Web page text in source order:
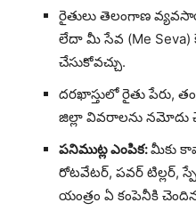
రైతులు తెలంగాణ
లేదా మీ సేవ (Me Seva)
చేసుకోవచ్చు.
దరఖాస్తులో రైతు పేరు,
జిల్లా వివరాలను
పనిముట్ల ఎంపిక:మీకు
రోటవేటర్, పవర్ టిల్లర్,
యంత్రం ఏ కంపెనీకి